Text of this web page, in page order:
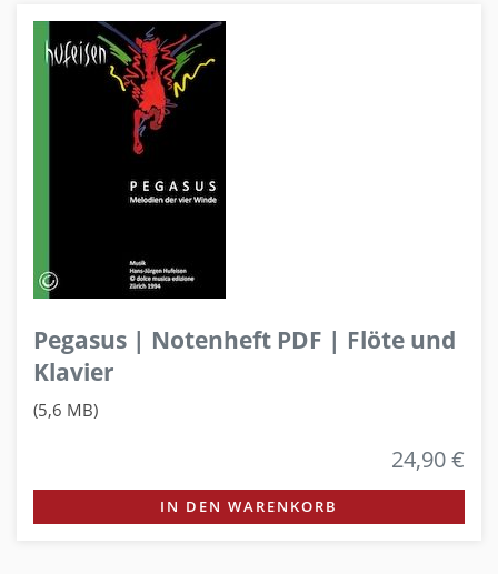
Pegasus | Notenheft PDF | Flöte und
Klavier
(5,6 MB)
24,90 €
IN DEN WARENKORB